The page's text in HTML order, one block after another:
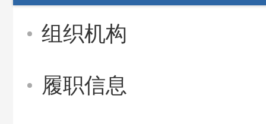
组织机构
履职信息